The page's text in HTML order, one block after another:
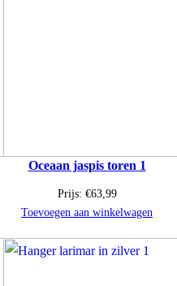
Oceaan jaspis toren 1
Prijs: €63,99
Toevoegen aan winkelwagen